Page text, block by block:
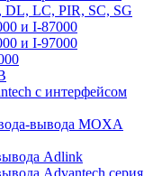
LC, PIR, SC, SG
и I-87000
и I-97000
с интерфейсом
вывода MOXA
Adlink
Advantech серия